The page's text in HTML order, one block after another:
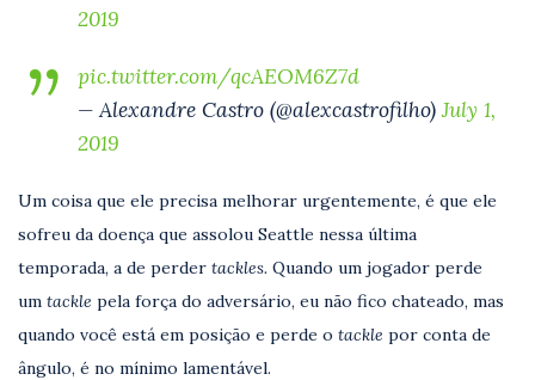
2019
pic.twitter.com/qcAEOM6Z7d
— Alexandre Castro (@alexcastrofilho)July 1,
2019
Um coisa que ele precisa melhorar urgentemente, é que ele
sofreu da doença que assolou Seattle nessa última
temporada, a de perder tackles. Quando um jogador perde
um tackle pela força do adversário, eu não fico chateado, mas
quando você está em posição e perde o tackle por conta de
ângulo, é no mínimo lamentável.